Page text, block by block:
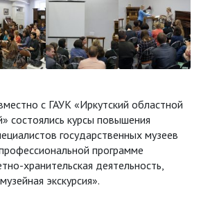
с ГАУК «Иркутский областной
состоялись курсы повышения
государственных музеев
программе
хранительская деятельность,
экскурсия».